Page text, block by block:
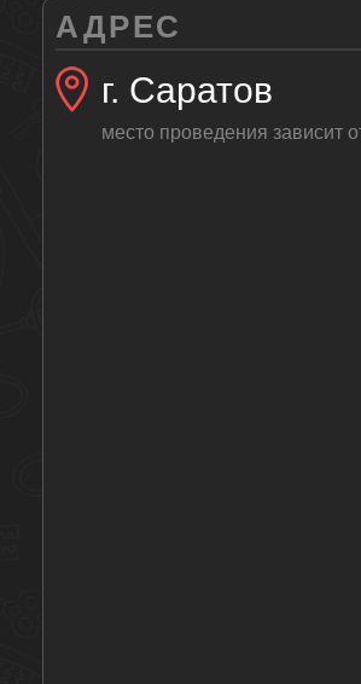
АДРЕС
г. Саратов
место проведения зависит